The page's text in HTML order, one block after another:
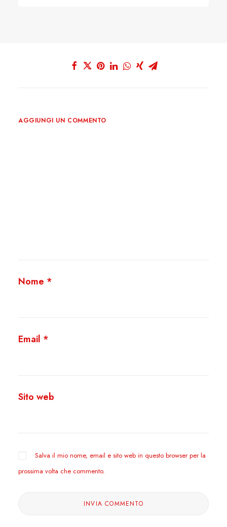
AGGIUNGI UN COMMENTO
Nome *
Email *
Sito web
Salva il mio nome, email e sito web in questo browser per la
prossima volta che commento.